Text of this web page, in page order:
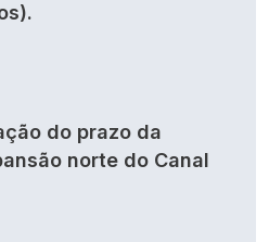
do prazo da
norte do Canal